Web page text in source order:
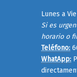
Lunes a
Si es
horario o
Teléfono:
WhatApp: